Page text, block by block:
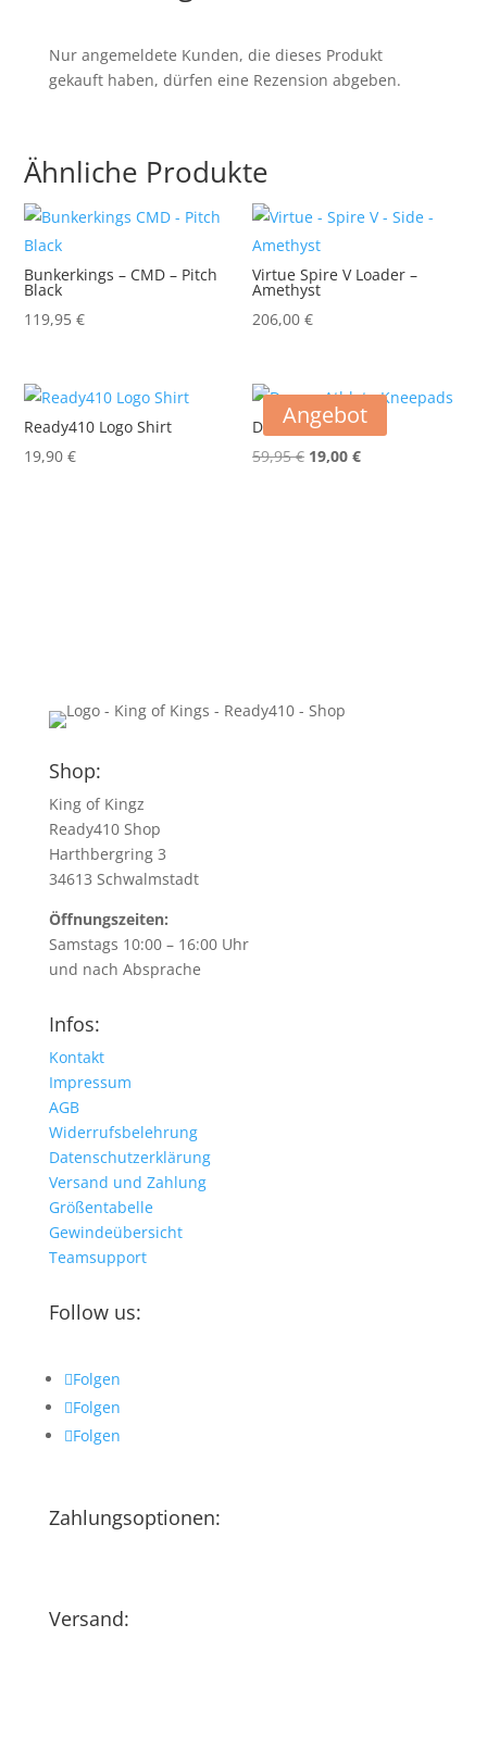
Nur angemeldete Kunden, die dieses Produkt
gekauft haben, dürfen eine Rezension abgeben.
Ähnliche Produkte
Bunkerkings – CMD – Pitch
Black
119,95€
Virtue Spire V Loader –
Amethyst
206,00€
Ready410 Logo Shirt
19,90€
Angebot
DROM Knee Pads
59,95€ Ursprünglicher
19,00€Aktueller
Shop:
King of Kingz
Ready410 Shop
Harthbergring 3
34613 Schwalmstadt
Öffnungszeiten:
Samstags 10:00 – 16:00 Uhr
und nach Absprache
Infos:
Kontakt
Impressum
AGB
Widerrufsbelehrung
Datenschutzerklärung
Versand und Zahlung
Größentabelle
Gewindeübersicht
Teamsupport
Follow us:
Folgen
Folgen
Folgen
Zahlungsoptionen:
Versand: